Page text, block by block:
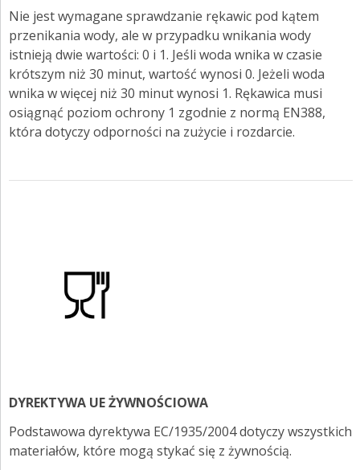
Nie jest wymagane sprawdzanie rękawic pod kątem
przenikania wody, ale w przypadku wnikania wody
istnieją dwie wartości: 0 i 1. Jeśli woda wnika w czasie
krótszym niż 30 minut, wartość wynosi 0. Jeżeli woda
wnika w więcej niż 30 minut wynosi 1. Rękawica musi
osiągnąć poziom ochrony 1 zgodnie z normą EN388,
która dotyczy odporności na zużycie i rozdarcie.
DYREKTYWA UE ŻYWNOŚCIOWA
Podstawowa dyrektywa EC/1935/2004 dotyczy wszystkich
materiałów, które mogą stykać się z żywnością.